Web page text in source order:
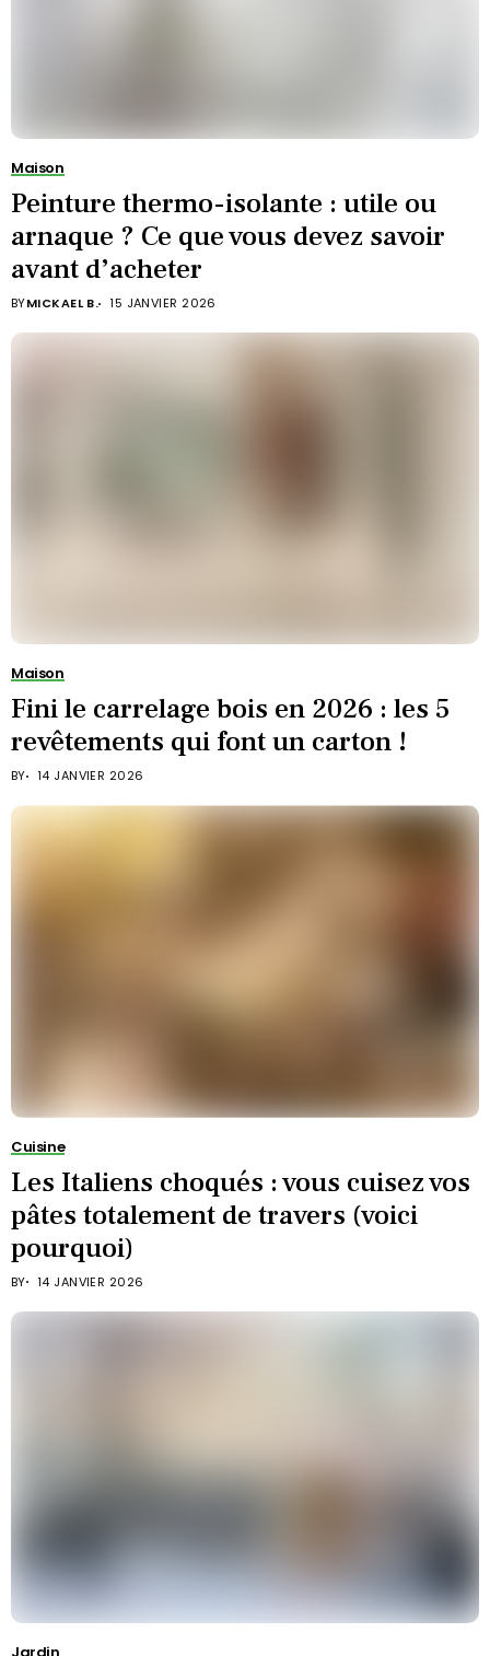
Maison
Peinture thermo-isolante : utile ou
arnaque ? Ce que vous devez savoir
avant d’acheter
BYMICKAEL B. 15 JANVIER 2026
Maison
Fini le carrelage bois en 2026 : les 5
revêtements qui font un carton !
BY 14 JANVIER 2026
Cuisine
Les Italiens choqués : vous cuisez vos
pâtes totalement de travers (voici
pourquoi)
BY 14 JANVIER 2026